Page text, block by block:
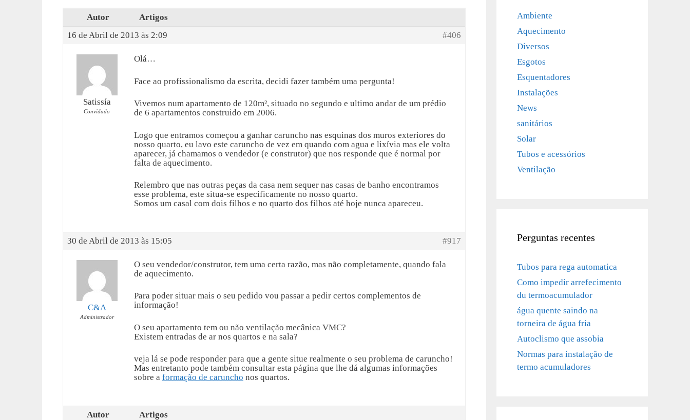
Autor
Artigos
16 de Abril de 2013 às 2:09
#406
Satissía
Convidado
Olá…
Face ao profissionalismo da escrita, decidi fazer também uma pergunta!
Vivemos num apartamento de 120m², situado no segundo e ultimo andar de um prédio
de 6 apartamentos construido em 2006.
Logo que entramos começou a ganhar caruncho nas esquinas dos muros exteriores do
nosso quarto, eu lavo este caruncho de vez em quando com agua e lixívia mas ele volta
aparecer, já chamamos o vendedor (e construtor) que nos responde que é normal por
falta de aquecimento.
Relembro que nas outras peças da casa nem sequer nas casas de banho encontramos
esse problema, este situa-se especificamente no nosso quarto.
Somos um casal com dois filhos e no quarto dos filhos até hoje nunca apareceu.
30 de Abril de 2013 às 15:05 #917
C&A
Administrador
O seu vendedor/construtor, tem uma certa razão, mas não completamente, quando fala
de aquecimento.
Para poder situar mais o seu pedido vou passar a pedir certos complementos de
informação!
O seu apartamento tem ou não ventilação mecânica VMC?
Existem entradas de ar nos quartos e na sala?
veja lá se pode responder para que a gente situe realmente o seu problema de caruncho!
Mas entretanto pode também consultar esta página que lhe dá algumas informações
sobre a formação de caruncho nos quartos.
Autor Artigos
Ambiente
Aquecimento
Diversos
Esgotos
Esquentadores
Instalações
News
sanitários
Solar
Tubos e acessórios
Ventilação
Perguntas recentes
Tubos para rega automatica
Como impedir arrefecimento
du termoacumulador
água quente saindo na
torneira de água fria
Autoclismo que assobia
Normas para instalação de
termo acumuladores